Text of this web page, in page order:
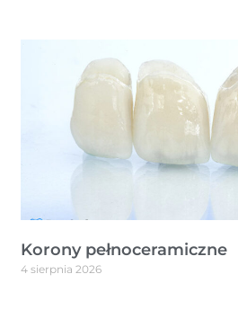
Korony pełnoceramiczne
4 sierpnia 2026